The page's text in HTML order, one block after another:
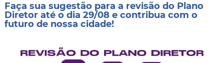
Faça sua sugestão para a revisão do Plano
Diretor até o dia 29/08 e contribua com o
futuro de nossa cidade!